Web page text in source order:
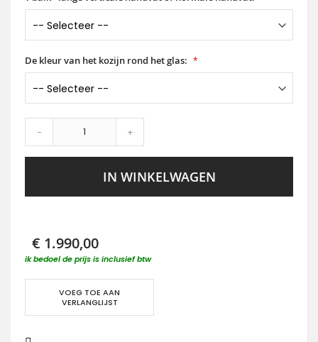
De kleur van het kozijn rond het glas:
- +
IN WINKELWAGEN
€ 1.990,00
ik bedoel de prijs is inclusief btw
VOEG TOE AAN
VERLANGLIJST